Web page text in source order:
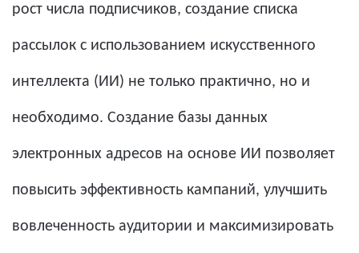
рост числа подписчиков, создание списка
рассылок с использованием искусственного
интеллекта (ИИ) не только практично, но и
необходимо. Создание базы данных
электронных адресов на основе ИИ позволяет
повысить эффективность кампаний, улучшить
вовлеченность аудитории и максимизировать